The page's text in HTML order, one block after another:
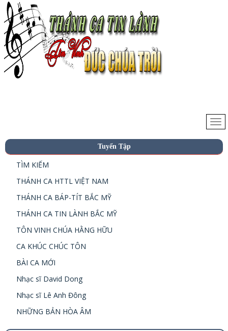
Tuyển Tập
TÌM KIẾM
THÁNH CA HTTL VIỆT NAM
THÁNH CA BÁP-TÍT BẮC MỸ
THÁNH CA TIN LÀNH BẮC MỸ
TÔN VINH CHÚA HẰNG HỮU
CA KHÚC CHÚC TÔN
BÀI CA MỚI
Nhạc sĩ David Dong
Nhạc sĩ Lê Anh Đông
NHỮNG BẢN HÒA ÂM